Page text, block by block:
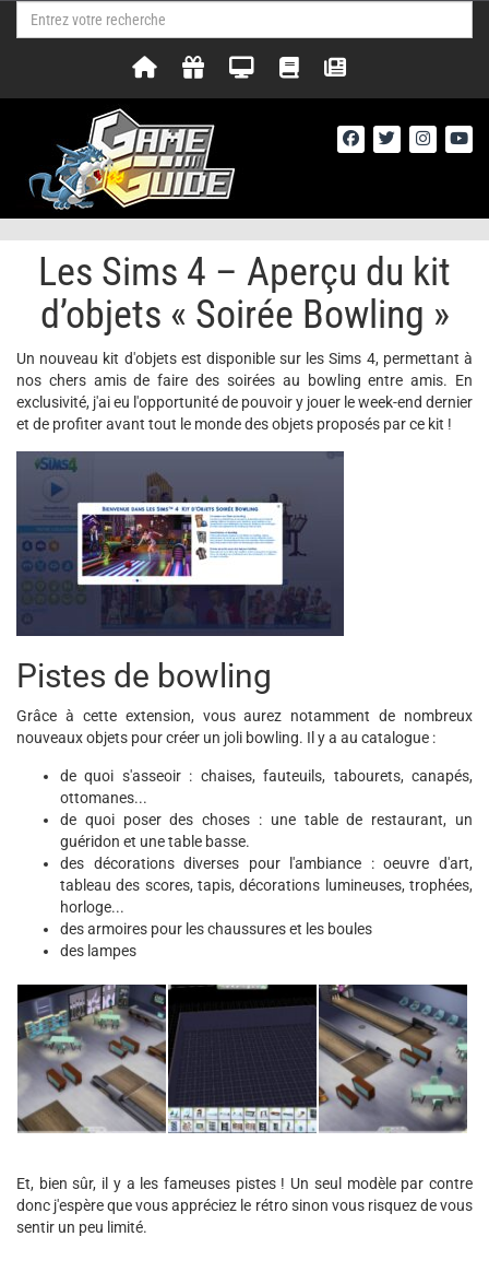
Les Sims 4 – Aperçu du kit
d’objets « Soirée Bowling »
Un nouveau kit d'objets est disponible sur les Sims 4, permettant à
nos chers amis de faire des soirées au bowling entre amis. En
exclusivité, j'ai eu l'opportunité de pouvoir y jouer le week-end dernier
et de profiter avant tout le monde des objets proposés par ce kit !
Pistes de bowling
Grâce à cette extension, vous aurez notamment de nombreux
nouveaux objets pour créer un joli bowling. Il y a au catalogue :
de quoi s'asseoir : chaises, fauteuils, tabourets, canapés,
ottomanes...
de quoi poser des choses : une table de restaurant, un
guéridon et une table basse.
des décorations diverses pour l'ambiance : oeuvre d'art,
tableau des scores, tapis, décorations lumineuses, trophées,
horloge...
des armoires pour les chaussures et les boules
des lampes
Et, bien sûr, il y a les fameuses pistes ! Un seul modèle par contre
donc j'espère que vous appréciez le rétro sinon vous risquez de vous
sentir un peu limité.